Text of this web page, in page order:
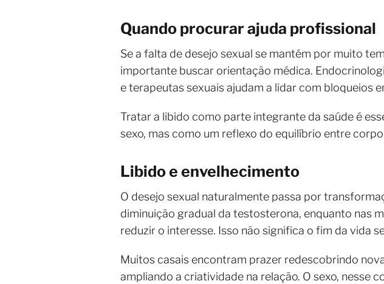
Quando procurar ajuda profissional
Se a falta de desejo sexual se mantém por muito
importante buscar orientação médica.
e terapeutas sexuais ajudam a lidar com bloqueios
Tratar a libido como parte integrante da saúde é
sexo, mas como um reflexo do equilíbrio entre
Libido e envelhecimento
O desejo sexual naturalmente passa por
diminuição gradual da testosterona, enquanto nas
reduzir o interesse. Isso não significa o fim da vida
Muitos casais encontram prazer redescobrindo
ampliando a criatividade na relação. O sexo, nesse